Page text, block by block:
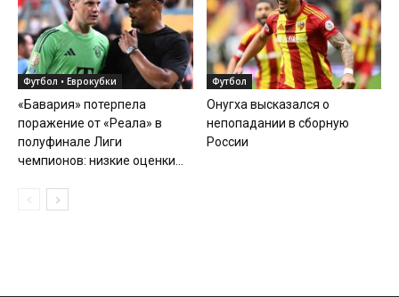
Футбол • Еврокубки
«Бавария» потерпела
поражение от «Реала» в
полуфинале Лиги
чемпионов: низкие оценки...
Футбол
Онугха высказался о
непопадании в сборную
России